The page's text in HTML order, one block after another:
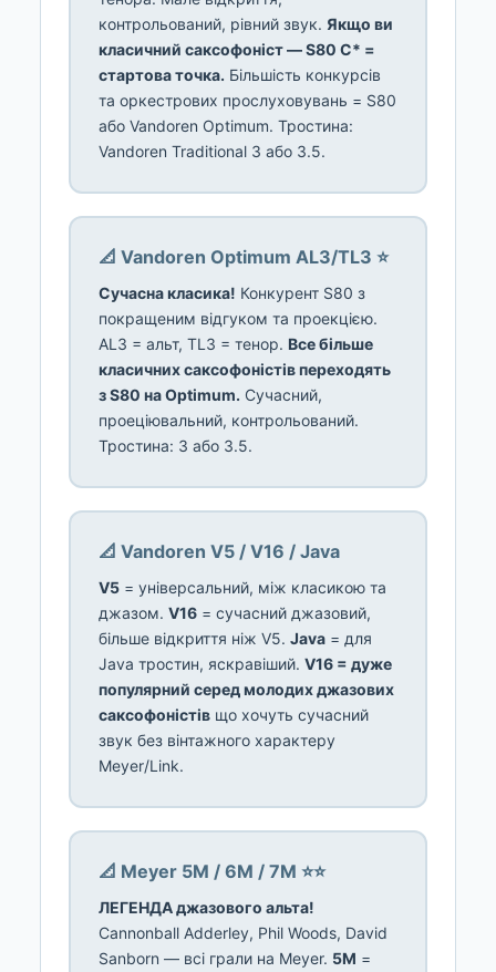
контрольований, рівний звук. Якщо ви
класичний саксофоніст — S80 C* =
стартова точка. Більшість конкурсів
та оркестрових прослуховувань = S80
або Vandoren Optimum. Тростина:
Vandoren Traditional 3 або 3.5.
📐 Vandoren Optimum AL3/TL3 ⭐
Сучасна класика! Конкурент S80 з
покращеним відгуком та проекцією.
AL3 = альт, TL3 = тенор. Все більше
класичних саксофоністів переходять
з S80 на Optimum. Сучасний,
проеціювальний, контрольований.
Тростина: 3 або 3.5.
📐 Vandoren V5 / V16 / Java
V5 = універсальний, між класикою та
джазом. V16 = сучасний джазовий,
більше відкриття ніж V5. Java = для
Java тростин, яскравіший. V16 = дуже
популярний серед молодих джазових
саксофоністів що хочуть сучасний
звук без вінтажного характеру
Meyer/Link.
📐 Meyer 5M / 6M / 7M ⭐⭐
ЛЕГЕНДА джазового альта!
Cannonball Adderley, Phil Woods, David
Sanborn — всі грали на Meyer. 5M =